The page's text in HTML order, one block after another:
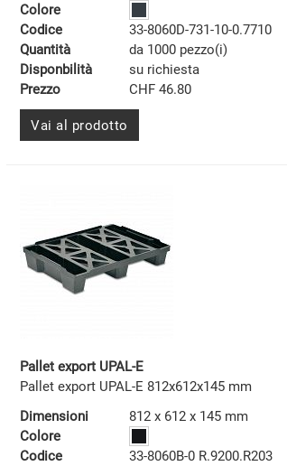
Colore
Codice
33-8060D-731-10-0.7710
Quantità
da 1000 pezzo(i)
Disponbilità
su richiesta
Prezzo
CHF 46.80
Vai al prodotto
Pallet export UPAL-E
Pallet export UPAL-E 812x612x145 mm
Dimensioni
812 x 612 x 145 mm
Colore
Codice
33-8060B-0 R.9200.R203